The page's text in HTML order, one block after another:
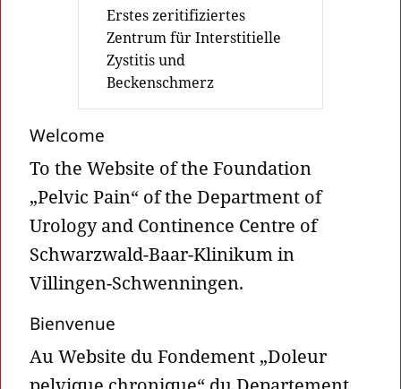
Erstes zeritifiziertes
Zentrum für Interstitielle
Zystitis und
Beckenschmerz
Welcome
To the Website of the Foundation
„Pelvic Pain“ of the Department of
Urology and Continence Centre of
Schwarzwald-Baar-Klinikum in
Villingen-Schwenningen.
Bienvenue
Au Website du Fondement „Doleur